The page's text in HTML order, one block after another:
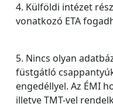
4. Külföldi intézet
vonatkozó ETA
5. Nincs olyan
füstgátló
engedéllyel. Az ÉMI
illetve TMT-vel